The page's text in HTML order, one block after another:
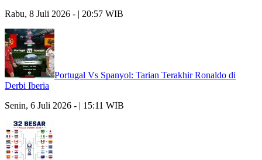
Rabu, 8 Juli 2026 - | 20:57 WIB
Portugal Vs Spanyol: Tarian Terakhir Ronaldo di
Derbi Iberia
Senin, 6 Juli 2026 - | 15:11 WIB